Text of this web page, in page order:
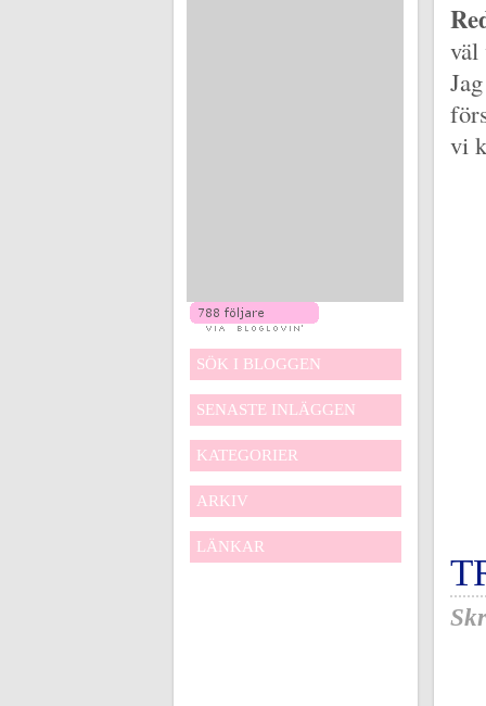
väl
vi
SÖK I BLOGGEN
SENASTE INLÄGGEN
KATEGORIER
ARKIV
LÄNKAR